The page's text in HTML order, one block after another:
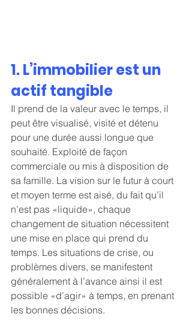
1. L’immobilier est un
actif tangible
Il prend de la valeur avec le temps, il
peut être visualisé, visité et détenu
pour une durée aussi longue que
souhaité. Exploité de façon
commerciale ou mis à disposition de
sa famille. La vision sur le futur à court
et moyen terme est aisé, du fait qu’il
n’est pas «liquide», chaque
changement de situation nécessitent
une mise en place qui prend du
temps. Les situations de crise, ou
problèmes divers, se manifestent
généralement à l’avance ainsi il est
possible «d’agir» à temps, en prenant
les bonnes décisions.